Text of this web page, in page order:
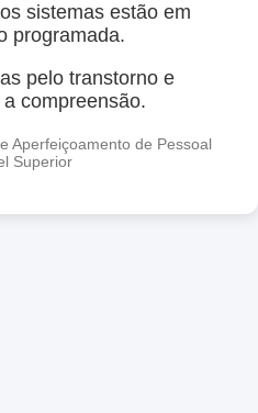
sistemas estão em
programada.
pelo transtorno e
compreensão.
Aperfeiçoamento de Pessoal
Superior